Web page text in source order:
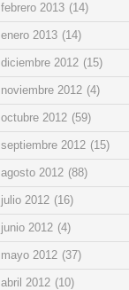
febrero 2013 (14)
enero 2013 (14)
diciembre 2012 (15)
noviembre 2012 (4)
octubre 2012 (59)
septiembre 2012 (15)
agosto 2012 (88)
julio 2012 (16)
junio 2012 (4)
mayo 2012 (37)
abril 2012 (10)